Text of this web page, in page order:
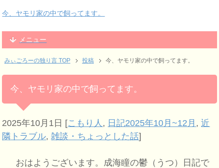
今、ヤモリ家の中で飼ってます。
メニュー
みぃごろーの独り言 TOP 投稿 今、ヤモリ家の中で飼ってます。
今、ヤモリ家の中で飼ってます。
2025年10月1日 [こもり人 , 日記2025年10月~12月 ,近
隣トラブル,雑談・ちょっとした話]
おはようございます。成海瞳の鬱（うつ）日記で